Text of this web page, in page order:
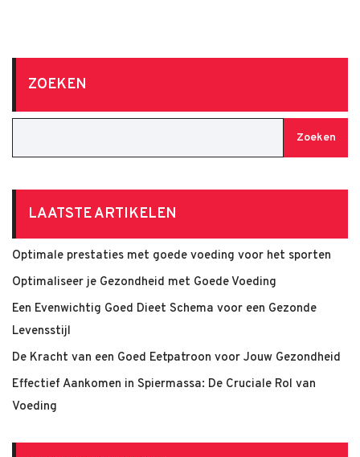
ZOEKEN
Zoeken
LAATSTE ARTIKELEN
Optimale prestaties met goede voeding voor het sporten
Optimaliseer je Gezondheid met Goede Voeding
Een Evenwichtig Goed Dieet Schema voor een Gezonde
Levensstijl
De Kracht van een Goed Eetpatroon voor Jouw Gezondheid
Effectief Aankomen in Spiermassa: De Cruciale Rol van
Voeding